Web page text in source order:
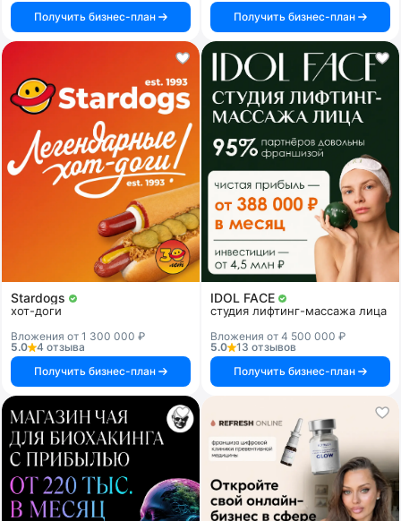
Получить бизнес-план
Получить бизнес-план
Stardogs
хот-доги
Вложения от 1 300 000 ₽
5.0
4 отзыва
Получить бизнес-план
IDOL FACE
студия лифтинг-массажа лица
Вложения от 4 500 000 ₽
5.0
13 отзывов
Получить бизнес-план